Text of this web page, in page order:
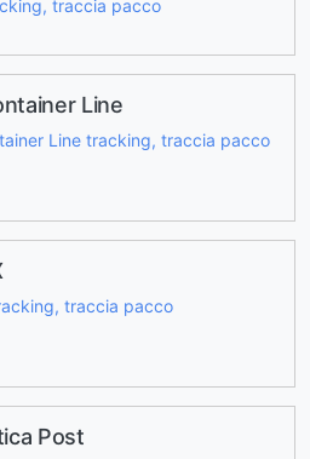
traccia pacco
Line
Line tracking, traccia pacco
traccia pacco
Post